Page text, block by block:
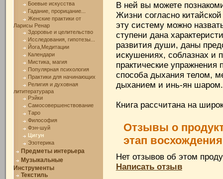
Боевые искусства
Гадание, прорицание...
Женские практики от
Ларисы Ренар
Здоровье и целительство
Исследования, гипотезы...
Йога,Медитации
Календари
Мистика, магия
Популярная психология
Практики для начинающих
Религия и духовная
лититературара
Рэйки
Самосовершенствование
Таро
Философия
Фэн-шуй
Цигун
Эзотерика
Предметы интерьера
Музыкальные
Инструменты
Текстиль
В ней вы можете
Жизни согласно
эту систему можно
ступени дана
развития души, даны
искушениях, соблазнах и
практические
способа дыхания телом,
дыханием и инь-ян шаром.
Книга рассчитана на
Отзывы о
этап
Нет отзывов об этом
Написать отзыв